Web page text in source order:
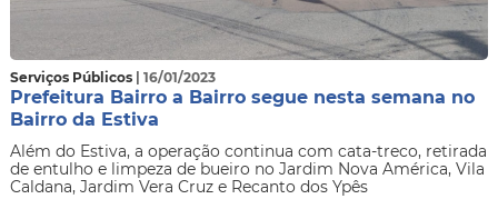
Serviços Públicos | 16/01/2023
Prefeitura Bairro a Bairro segue nesta semana no
Bairro da Estiva
Além do Estiva, a operação continua com cata-treco, retirada
de entulho e limpeza de bueiro no Jardim Nova América, Vila
Caldana, Jardim Vera Cruz e Recanto dos Ypês